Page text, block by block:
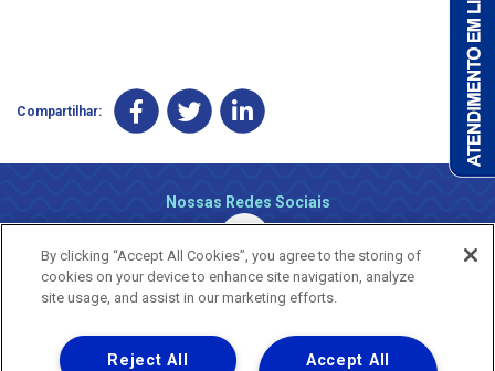
Compartilhar:
Nossas Redes Sociais
By clicking “Accept All Cookies”, you agree to the storing of
cookies on your device to enhance site navigation, analyze
site usage, and assist in our marketing efforts.
Accept All
Reject All